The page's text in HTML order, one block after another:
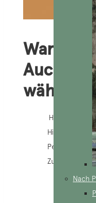
Nach
Warum
wählen?
Hilfe 24/7
Zuständige